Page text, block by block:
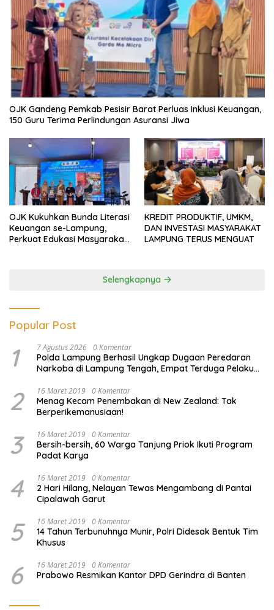
OJK Gandeng Pemkab Pesisir Barat Perluas Inklusi Keuangan,
150 Guru Terima Perlindungan Asuransi Jiwa
OJK Kukuhkan Bunda Literasi
Keuangan se-Lampung,
Perkuat Edukasi Masyarakat
KREDIT PRODUKTIF, UMKM,
DAN INVESTASI MASYARAKAT
LAMPUNG TERUS MENGUAT
Selengkapnya
Popular Post
1 7 Agustus 2026 0 Komentar
Polda Lampung Berhasil Ungkap Dugaan Peredaran
Narkoba di Lampung Tengah, Empat Terduga Pelaku
2 16 Maret 2019 0 Komentar
Menag Kecam Penembakan di New Zealand: Tak
Berperikemanusiaan!
3 16 Maret 2019 0 Komentar
Bersih-bersih, 60 Warga Tanjung Priok Ikuti Program
Padat Karya
4 16 Maret 2019 0 Komentar
2 Hari Hilang, Nelayan Tewas Mengambang di Pantai
Cipalawah Garut
5 16 Maret 2019 0 Komentar
14 Tahun Terbunuhnya Munir, Polri Didesak Bentuk Tim
Khusus
6 16 Maret 2019 0 Komentar
Prabowo Resmikan Kantor DPD Gerindra di Banten